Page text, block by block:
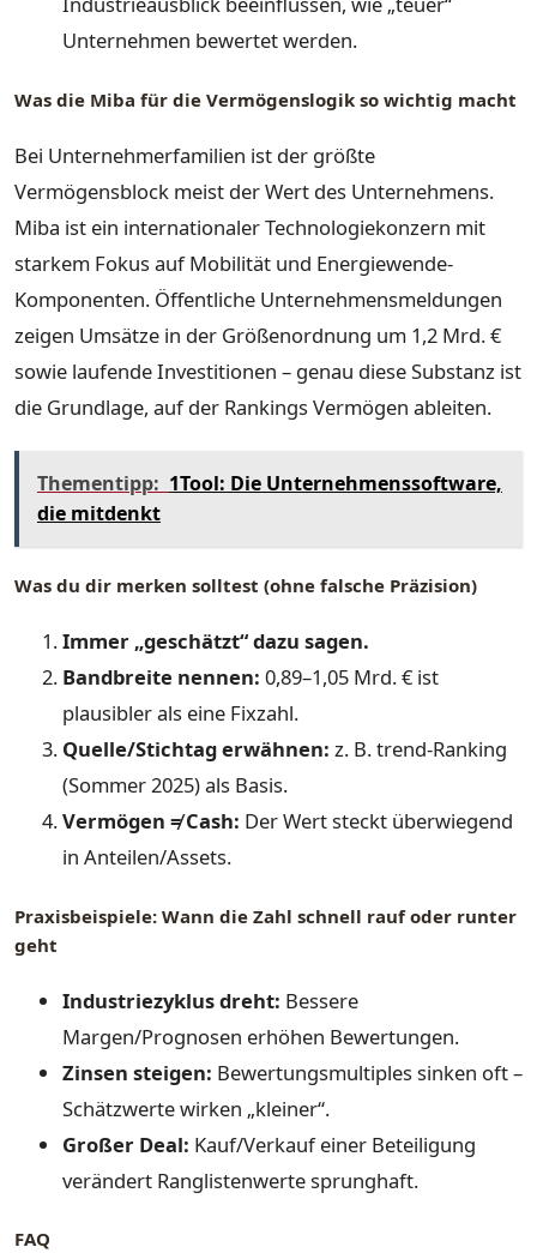
Unternehmen bewertet werden.
Was die Miba für die Vermögenslogik so wichtig macht
Bei Unternehmerfamilien ist der größte
Vermögensblock meist der Wert des Unternehmens.
Miba ist ein internationaler Technologiekonzern mit
starkem Fokus auf Mobilität und Energiewende-
Komponenten. Öffentliche Unternehmensmeldungen
zeigen Umsätze in der Größenordnung um 1,2 Mrd. €
sowie laufende Investitionen – genau diese Substanz ist
die Grundlage, auf der Rankings Vermögen ableiten.
Thementipp: 1Tool: Die Unternehmenssoftware,
die mitdenkt
Was du dir merken solltest (ohne falsche Präzision)
Immer „geschätzt“ dazu sagen.
Bandbreite nennen: 0,89–1,05 Mrd. € ist
plausibler als eine Fixzahl.
Quelle/Stichtag erwähnen: z. B. trend-Ranking
(Sommer 2025) als Basis.
Vermögen ≠ Cash: Der Wert steckt überwiegend
in Anteilen/Assets.
Praxisbeispiele: Wann die Zahl schnell rauf oder runter
geht
Industriezyklus dreht: Bessere
Margen/Prognosen erhöhen Bewertungen.
Zinsen steigen: Bewertungsmultiples sinken oft –
Schätzwerte wirken „kleiner“.
Großer Deal: Kauf/Verkauf einer Beteiligung
verändert Ranglistenwerte sprunghaft.
FAQ